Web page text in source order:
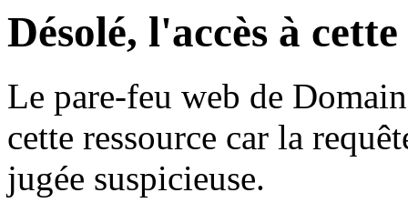
Désolé, l'accès à
Le pare-feu web de
cette ressource car la
jugée suspicieuse.